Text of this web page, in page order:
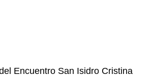
Encuentro San Isidro Cristina